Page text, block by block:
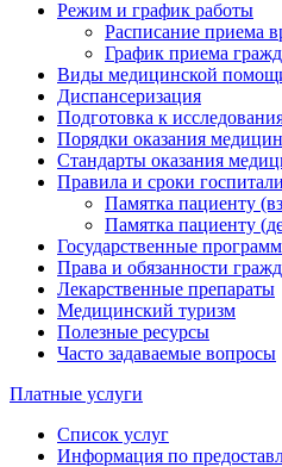
Режим и график работы
Расписание приема
График приема
Виды медицинской
Диспансеризация
Подготовка к
Порядки оказания
Стандарты оказания
Правила и сроки
Памятка пациенту
Памятка пациенту
Государственные
Права и обязанности
Лекарственные препараты
Медицинский туризм
Полезные ресурсы
Часто задаваемые вопросы
Платные услуги
Список услуг
Информация по